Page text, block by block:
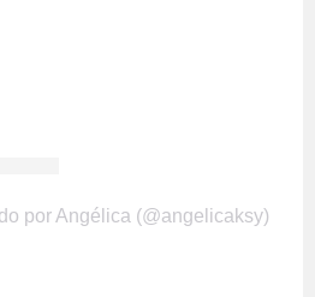
por Angélica (@angelicaksy)